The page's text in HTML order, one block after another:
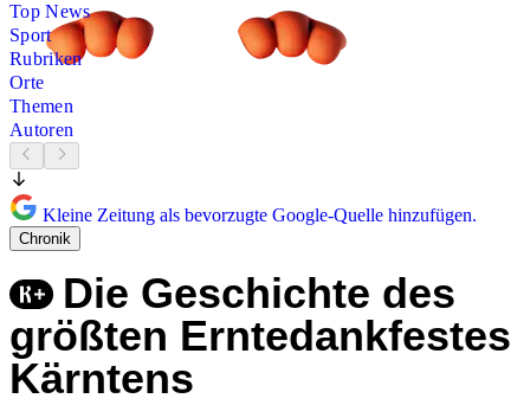
Top News
Sport
Rubriken
Orte
Themen
Autoren
Kleine Zeitung als bevorzugte Google-Quelle hinzufügen.
Chronik
Die Geschichte des
größten Erntedankfestes
Kärntens